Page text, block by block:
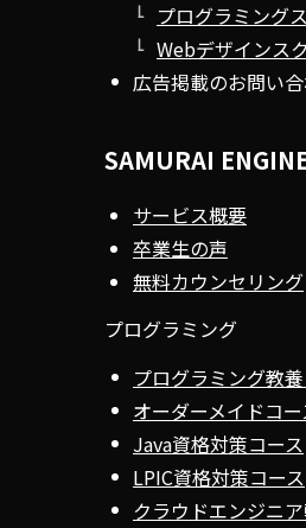
プログラミング
Webデザインス
広告掲載のお問い
SAMURAI
サービス概要
卒業生の声
無料カウンセリング
プログラミング
プログラミング教
オーダーメイドコー
Java資格対策コース
LPIC資格対策コース
クラウドエンジニ